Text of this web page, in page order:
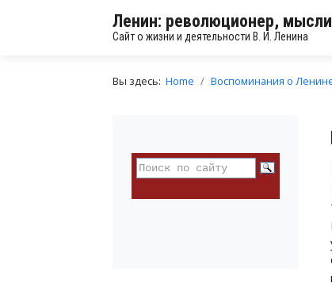
Ленин: революционер,
Сайт о жизни и деятельности В. И. Ленина
Вы здесь: Home Воспоминания о